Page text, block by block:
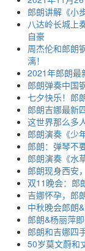
郎朗讲解《小
八达岭长城上
自豪
周杰伦和郎朗
漓！
2021年郎朗最
郎朗弹奏中国
七夕快乐！郎
郎朗吉娜最新
这世界那么多
郎朗演奏《少
郎朗：弹琴不
郎朗演奏《水
郎朗现身西安
双11晚会：郎
吉娜怀孕，郎
中秋晚会郎朗
郎朗&杨丽萍
郎朗和吉娜四
50岁莫文蔚和